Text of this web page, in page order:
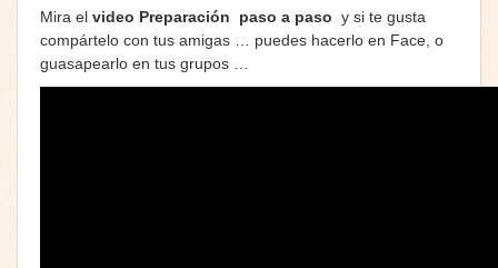
Mira el video Preparación paso a paso y si te gusta
compártelo con tus amigas … puedes hacerlo en Face, o
guasapearlo en tus grupos …